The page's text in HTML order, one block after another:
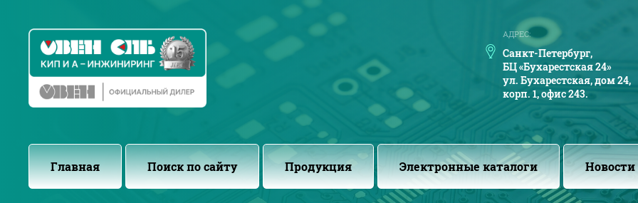
АДРЕС:
Санкт-Петербург,
БЦ «Бухарестская 24»
ул. Бухарестская, дом 24,
корп. 1, офис 243.
Главная Поиск по сайту Продукция Электронные каталоги Новости